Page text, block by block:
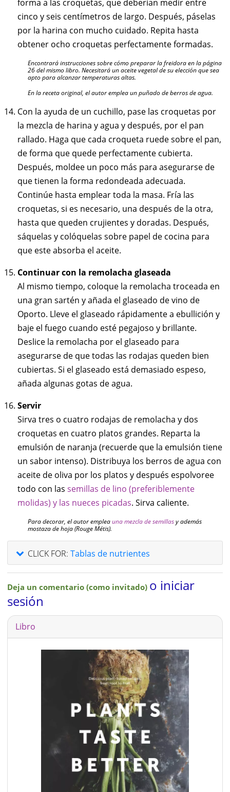
forma a las croquetas, que deberían medir entre
cinco y seis centímetros de largo. Después, páselas
por la harina con mucho cuidado. Repita hasta
obtener ocho croquetas perfectamente formadas.
Encontrará instrucciones sobre cómo preparar la freidora en la página
26 del mismo libro. Necesitará un aceite vegetal de su elección que sea
apto para alcanzar temperaturas altas.
En la receta original, el autor emplea un puñado de berros de agua.
Con la ayuda de un cuchillo, pase las croquetas por
la mezcla de harina y agua y después, por el pan
rallado. Haga que cada croqueta ruede sobre el pan,
de forma que quede perfectamente cubierta.
Después, moldee un poco más para asegurarse de
que tienen la forma redondeada adecuada.
Continúe hasta emplear toda la masa. Fría las
croquetas, si es necesario, una después de la otra,
hasta que queden crujientes y doradas. Después,
sáquelas y colóquelas sobre papel de cocina para
que este absorba el aceite.
Continuar con la remolacha glaseada
Al mismo tiempo, coloque la remolacha troceada en
una gran sartén y añada el glaseado de vino de
Oporto. Lleve el glaseado rápidamente a ebullición y
baje el fuego cuando esté pegajoso y brillante.
Deslice la remolacha por el glaseado para
asegurarse de que todas las rodajas queden bien
cubiertas. Si el glaseado está demasiado espeso,
añada algunas gotas de agua.
Servir
Sirva tres o cuatro rodajas de remolacha y dos
croquetas en cuatro platos grandes. Reparta la
emulsión de naranja (recuerde que la emulsión tiene
un sabor intenso). Distribuya los berros de agua con
aceite de oliva por los platos y después espolvoree
todo con las semillas de lino (preferiblemente
molidas) y las nueces picadas. Sirva caliente.
Para decorar, el autor empleauna mezcla de semillasy además
mostaza de hoja (Rouge Métis).
CLICK FOR: Tablas de nutrientes
Deja un comentario (como invitado) o iniciar
sesión
Libro